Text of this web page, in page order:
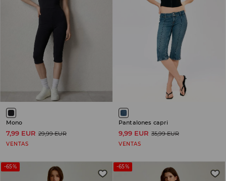
Mono
7,99 EUR 29,99 EUR
VENTAS
Pantalones capri
9,99 EUR 35,99 EUR
VENTAS
-65% -65%